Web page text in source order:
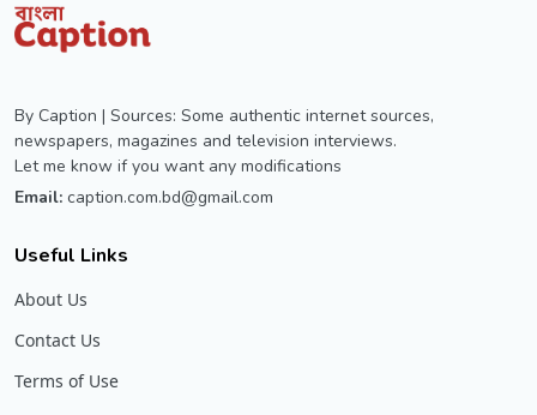
By Caption | Sources: Some authentic internet sources,
newspapers, magazines and television interviews.
Let me know if you want any modifications
Email: caption.com.bd@gmail.com
Useful Links
About Us
Contact Us
Terms of Use